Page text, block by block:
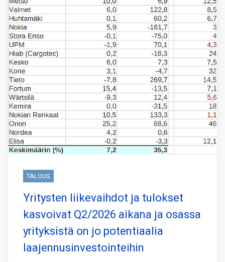
TALOUS
Yritysten liikevaihdot ja tulokset
kasvoivat Q2/2026 aikana ja osassa
yrityksistä on jo potentiaalia
laajennusinvestointeihin